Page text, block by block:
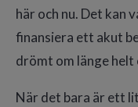
här och nu. Det kan
finansiera ett akut
drömt om länge helt
När det bara är ett